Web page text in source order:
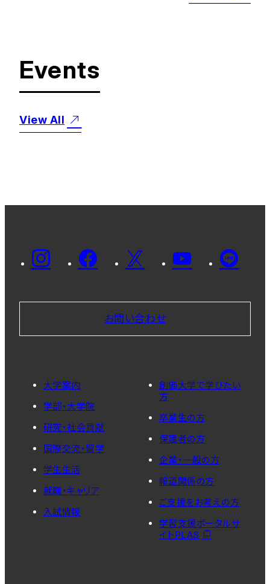
Events
View All
お問い合わせ
大学案内
学部・大学院
研究・社会貢献
国際交流・留学
学生生活
就職・キャリア
入試情報
創価大学で学びたい
方
卒業生の方
保護者の方
企業・一般の方
報道関係の方
ご支援をお考えの方
学習支援ポータルサ
イトPLAS